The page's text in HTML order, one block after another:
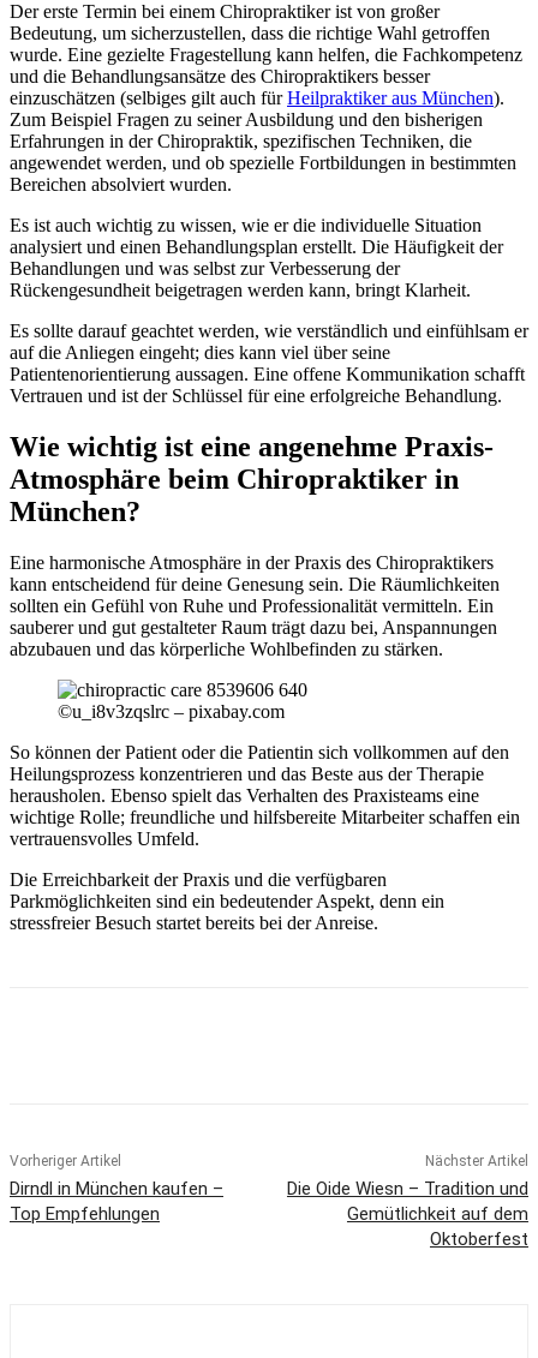
Der erste Termin bei einem Chiropraktiker ist von großer
Bedeutung, um sicherzustellen, dass die richtige Wahl getroffen
wurde. Eine gezielte Fragestellung kann helfen, die Fachkompetenz
und die Behandlungsansätze des Chiropraktikers besser
einzuschätzen (selbiges gilt auch fürHeilpraktiker aus München).
Zum Beispiel Fragen zu seiner Ausbildung und den bisherigen
Erfahrungen in der Chiropraktik, spezifischen Techniken, die
angewendet werden, und ob spezielle Fortbildungen in bestimmten
Bereichen absolviert wurden.
Es ist auch wichtig zu wissen, wie er die individuelle Situation
analysiert und einen Behandlungsplan erstellt. Die Häufigkeit der
Behandlungen und was selbst zur Verbesserung der
Rückengesundheit beigetragen werden kann, bringt Klarheit.
Es sollte darauf geachtet werden, wie verständlich und einfühlsam er
auf die Anliegen eingeht; dies kann viel über seine
Patientenorientierung aussagen. Eine offene Kommunikation schafft
Vertrauen und ist der Schlüssel für eine erfolgreiche Behandlung.
Wie wichtig ist eine angenehme Praxis-
Atmosphäre beim Chiropraktiker in
München?
Eine harmonische Atmosphäre in der Praxis des Chiropraktikers
kann entscheidend für deine Genesung sein. Die Räumlichkeiten
sollten ein Gefühl von Ruhe und Professionalität vermitteln. Ein
sauberer und gut gestalteter Raum trägt dazu bei, Anspannungen
abzubauen und das körperliche Wohlbefinden zu stärken.
©u_i8v3zqslrc – pixabay.com
So können der Patient oder die Patientin sich vollkommen auf den
Heilungsprozess konzentrieren und das Beste aus der Therapie
herausholen. Ebenso spielt das Verhalten des Praxisteams eine
wichtige Rolle; freundliche und hilfsbereite Mitarbeiter schaffen ein
vertrauensvolles Umfeld.
Die Erreichbarkeit der Praxis und die verfügbaren
Parkmöglichkeiten sind ein bedeutender Aspekt, denn ein
stressfreier Besuch startet bereits bei der Anreise.
Vorheriger Artikel
Dirndl in München kaufen –
Top Empfehlungen
Nächster Artikel
Die Oide Wiesn – Tradition und
Gemütlichkeit auf dem
Oktoberfest